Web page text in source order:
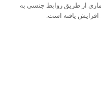
از طریق روابط جنسی به
یافته است.